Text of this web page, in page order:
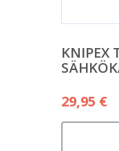
KNIPEX
29,95 €